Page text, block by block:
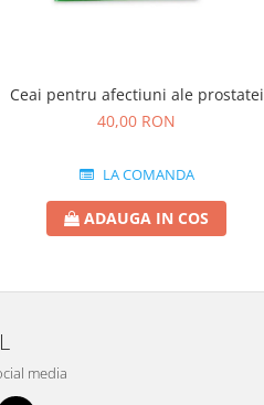
Ceai pentru afectiuni ale prostatei
40,00 RON
LA COMANDA
ADAUGA IN COS
media